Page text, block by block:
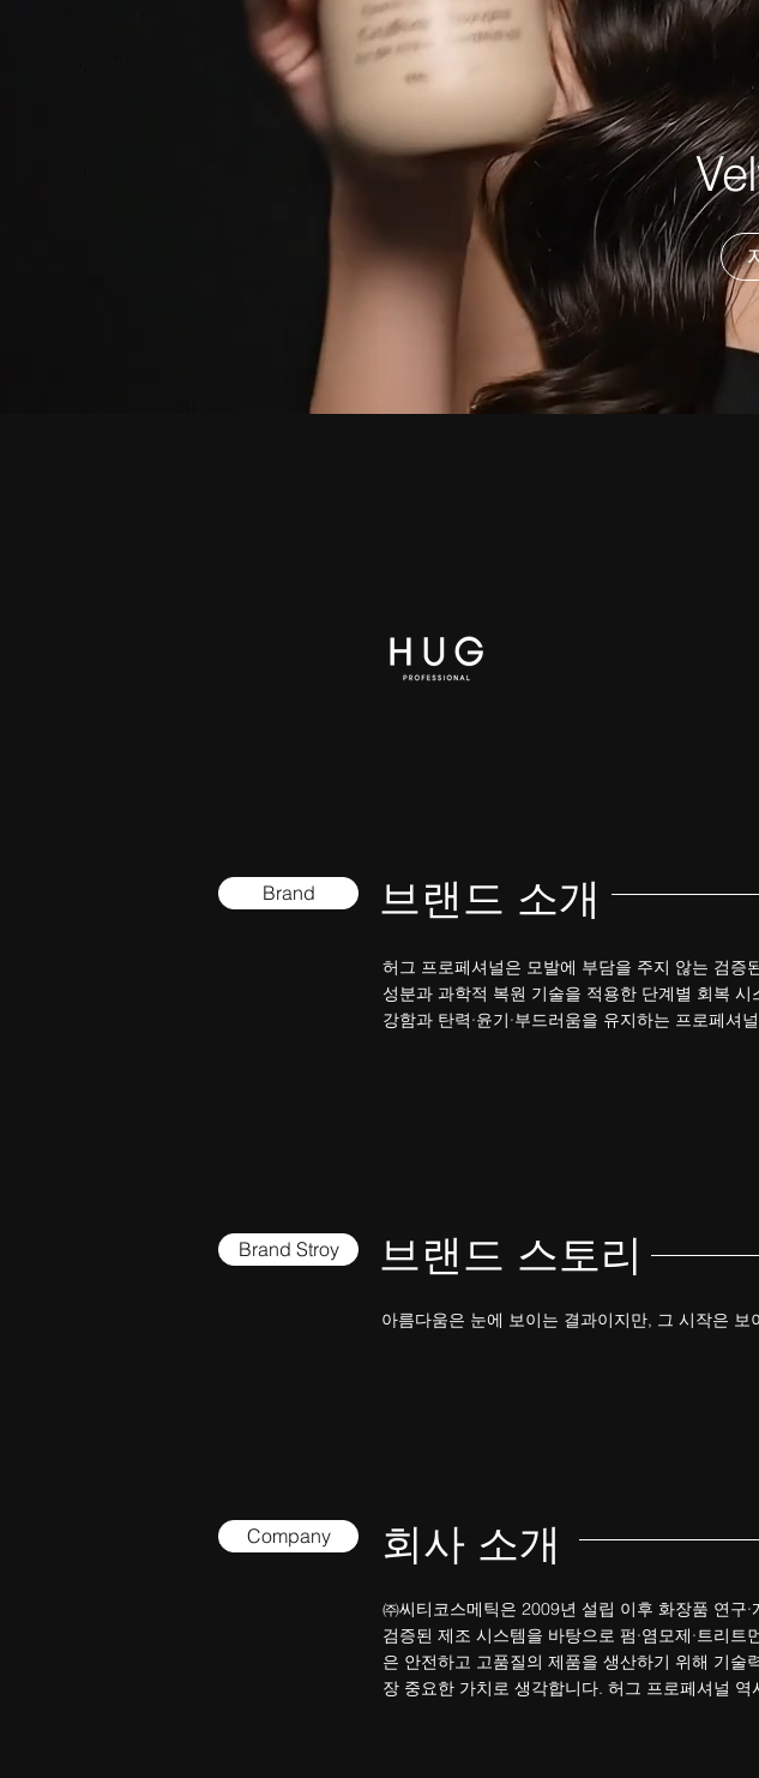
Brand ​브랜드 소개
허그 프로페셔널은 모발에 부담을 주지 않는 검증
성분과 과학적 복원 기술을 적용한 단계별 회복
강함과 탄력·윤기·부드러움을 유지하는 프로페셔
Brand Stroy ​브랜드 스토리
아름다움은 눈에 보이는 결과이지만, 그 시작은
Company 회사 소개
㈜씨티코스메틱은 2009년 설립 이후 화장품 연구
검증된 제조 시스템을 바탕으로 펌·염모제·트리
은 안전하고 고품질의 제품을 생산하기 위해 기
장 중요한 가치로 생각합니다. 허그 프로페셔널